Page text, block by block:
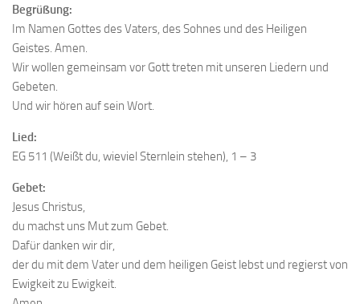
Begrüßung:
Im Namen Gottes des Vaters, des Sohnes und des Heiligen
Geistes. Amen.
Wir wollen gemeinsam vor Gott treten mit unseren Liedern und
Gebeten.
Und wir hören auf sein Wort.
Lied:
EG 511 (Weißt du, wieviel Sternlein stehen), 1 – 3
Gebet:
Jesus Christus,
du machst uns Mut zum Gebet.
Dafür danken wir dir,
der du mit dem Vater und dem heiligen Geist lebst und regierst von
Ewigkeit zu Ewigkeit.